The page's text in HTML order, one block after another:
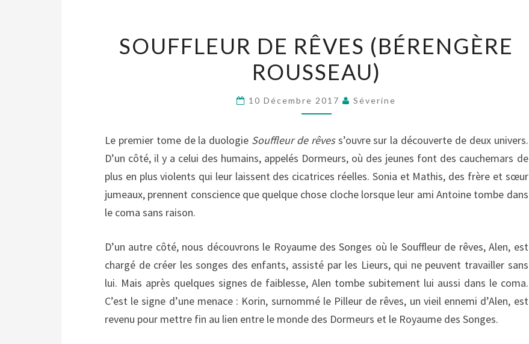
DE
RÊVES
(BÉRENGÈRE
ROUSSEAU)
SOUFFLEUR DE RÊVES (BÉRENGÈRE
ROUSSEAU)
10 Décembre 2017 Séverine
Le premier tome de la duologie Souffleur de rêvess’ouvre sur la découverte de deux univers.
D’un côté, il y a celui des humains, appelés Dormeurs, où des jeunes font des cauchemars de
plus en plus violents qui leur laissent des cicatrices réelles. Sonia et Mathis, des frère et sœur
jumeaux, prennent conscience que quelque chose cloche lorsque leur ami Antoine tombe dans
le coma sans raison.
D’un autre côté, nous découvrons le Royaume des Songes où le Souffleur de rêves, Alen, est
chargé de créer les songes des enfants, assisté par les Lieurs, qui ne peuvent travailler sans
lui. Mais après quelques signes de faiblesse, Alen tombe subitement lui aussi dans le coma.
C’est le signe d’une menace : Korin, surnommé le Pilleur de rêves, un vieil ennemi d’Alen, est
revenu pour mettre fin au lien entre le monde des Dormeurs et le Royaume des Songes.